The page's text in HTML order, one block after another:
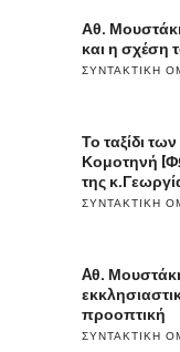
Αθ.
και η σχέση
ΣΥΝΤΑΚΤΙΚΉ
Το ταξίδι
Κομοτηνή
της
ΣΥΝΤΑΚΤΙΚΉ
Aθ.
προοπτική
ΣΥΝΤΑΚΤΙΚΉ